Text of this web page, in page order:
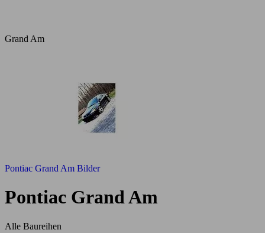
Grand Am
Pontiac Grand Am Bilder
Pontiac Grand Am
Alle Baureihen